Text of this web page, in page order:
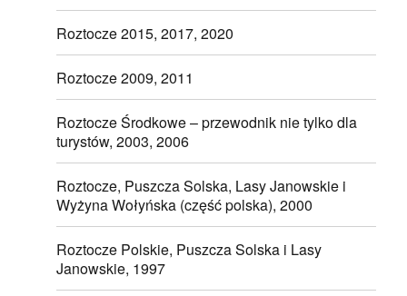
Roztocze 2015, 2017, 2020
Roztocze 2009, 2011
Roztocze Środkowe – przewodnik nie tylko dla
turystów, 2003, 2006
Roztocze, Puszcza Solska, Lasy Janowskie i
Wyżyna Wołyńska (część polska), 2000
Roztocze Polskie, Puszcza Solska i Lasy
Janowskie, 1997